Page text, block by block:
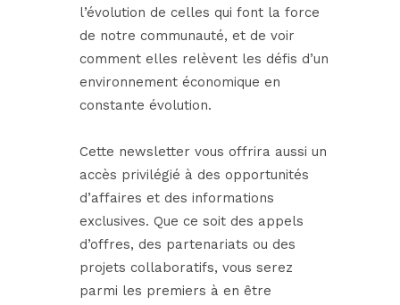
l’évolution de celles qui font la force
de notre communauté, et de voir
comment elles relèvent les défis d’un
environnement économique en
constante évolution.
Cette newsletter vous offrira aussi un
accès privilégié à des opportunités
d’affaires et des informations
exclusives. Que ce soit des appels
d’offres, des partenariats ou des
projets collaboratifs, vous serez
parmi les premiers à en être